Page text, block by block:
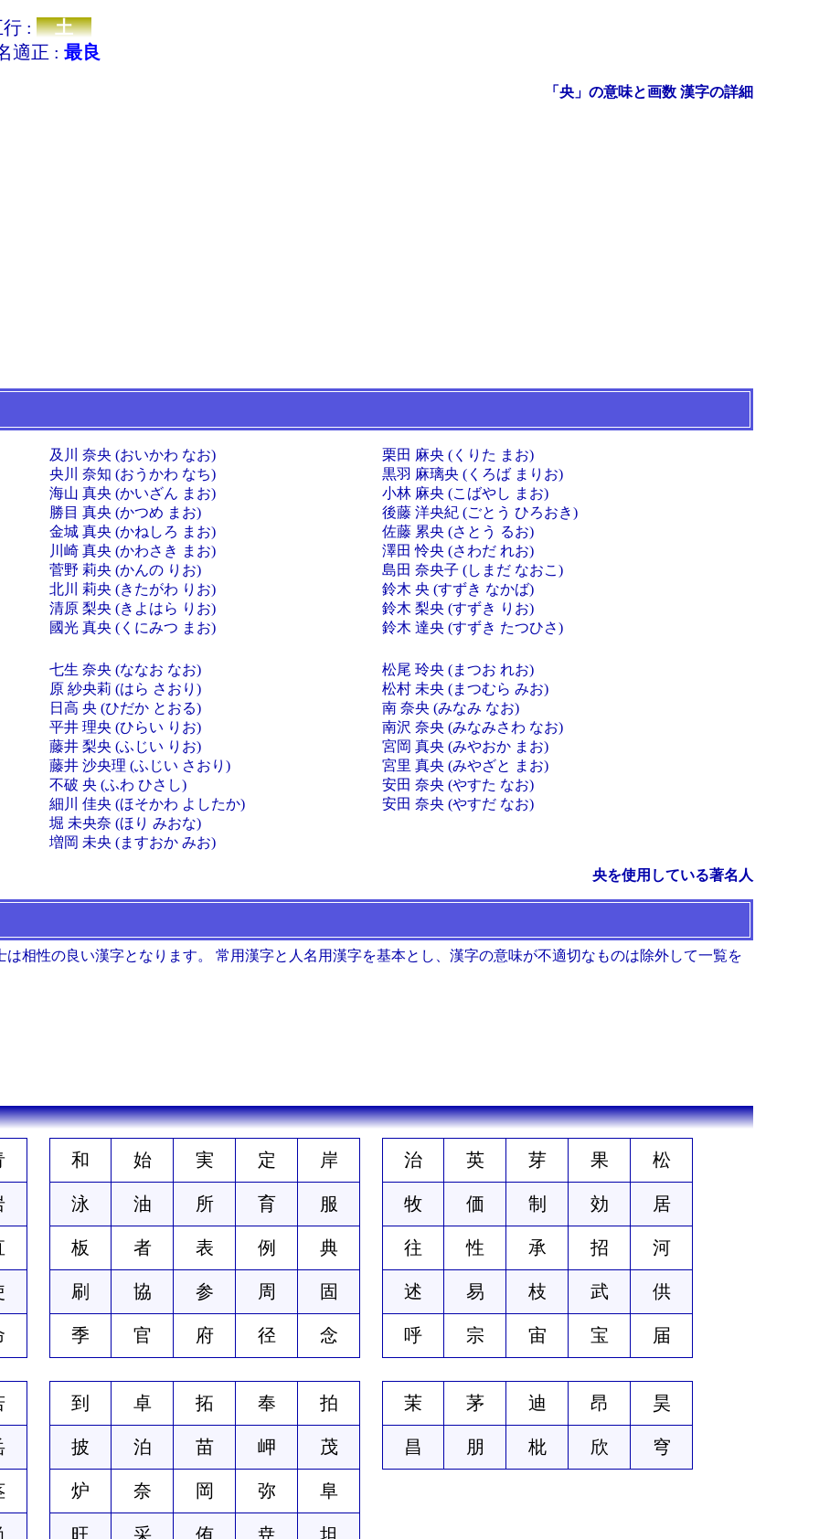
: 土
適正 : 最良
「央」の意味と画数 漢字の詳細
及川 奈央 (おいかわ なお)
央川 奈知 (おうかわ なち)
海山 真央 (かいざん まお)
勝目 真央 (かつめ まお)
金城 真央 (かねしろ まお)
川崎 真央 (かわさき まお)
菅野 莉央 (かんの りお)
北川 莉央 (きたがわ りお)
清原 梨央 (きよはら りお)
國光 真央 (くにみつ まお)
栗田 麻央 (くりた まお)
黒羽 麻璃央 (くろば まりお)
小林 麻央 (こばやし まお)
後藤 洋央紀 (ごとう ひろおき)
佐藤 累央 (さとう るお)
澤田 怜央 (さわだ れお)
島田 奈央子 (しまだ なおこ)
鈴木 央 (すずき なかば)
鈴木 梨央 (すずき りお)
鈴木 達央 (すずき たつひさ)
七生 奈央 (ななお なお)
原 紗央莉 (はら さおり)
日高 央 (ひだか とおる)
平井 理央 (ひらい りお)
藤井 梨央 (ふじい りお)
藤井 沙央理 (ふじい さおり)
不破 央 (ふわ ひさし)
細川 佳央 (ほそかわ よしたか)
堀 未央奈 (ほり みおな)
増岡 未央 (ますおか みお)
松尾 玲央 (まつお れお)
松村 未央 (まつむら みお)
南 奈央 (みなみ なお)
南沢 奈央 (みなみさわ なお)
宮岡 真央 (みやおか まお)
宮里 真央 (みやざと まお)
安田 奈央 (やすた なお)
安田 奈央 (やすだ なお)
央を使用している著名人
相性の良い漢字となります。 常用漢字と人名用漢字を基本とし、漢字の意味が不適切なものは除外して一覧を
和 始 実 定 岸
泳 油 所 育 服
板 者 表 例 典
刷 協 参 周 固
季 官 府 径 念
治 英 芽 果 松
牧 価 制 効 居
往 性 承 招 河
述 易 枝 武 供
呼 宗 宙 宝 届
到 卓 拓 奉 拍
披 泊 苗 岬 茂
炉 奈 岡 弥 阜
旺 采 侑 尭 坦
茉 茅 迪 昂 昊
昌 朋 枇 欣 穹